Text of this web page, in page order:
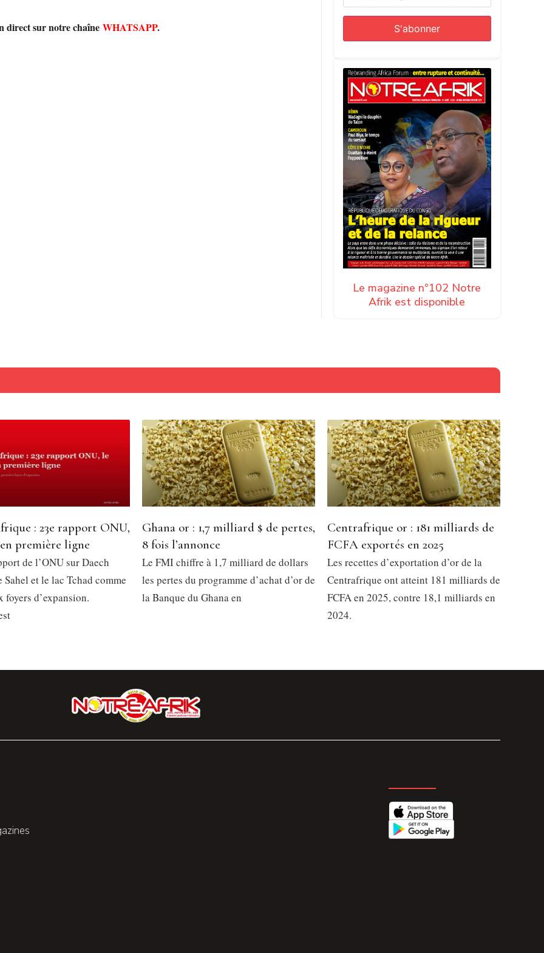
direct sur notre chaîneWHATSAPP.
Le magazine n°102 Notre
Afrik est disponible
: 23e rapport ONU,
première ligne
de l’ONU sur Daech
et le lac Tchad comme
d’expansion.
Ghana or : 1,7 milliard $ de pertes,
8 fois l’annonce
Le FMI chiffre à 1,7 milliard de dollars
les pertes du programme d’achat d’or de
la Banque du Ghana en
Centrafrique or : 181 milliards de
FCFA exportés en 2025
Les recettes d’exportation d’or de la
Centrafrique ont atteint 181 milliards de
FCFA en 2025, contre 18,1 milliards en
2024.